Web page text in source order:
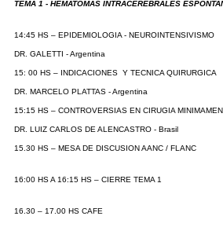
TEMA 1 - HEMATOMAS INTRACEREBRALES
14:45 HS – EPIDEMIOLOGIA - NEUROINTENSIVISMO
DR. GALETTI - Argentina
15: 00 HS – INDICACIONES Y TECNICA QUIRURGICA
DR. MARCELO PLATTAS - Argentina
15:15 HS – CONTROVERSIAS EN CIRUGIA
DR. LUIZ CARLOS DE ALENCASTRO - Brasil
15.30 HS – MESA DE DISCUSION AANC / FLANC
16:00 HS A 16:15 HS – CIERRE TEMA 1
16.30 – 17.00 HS CAFE